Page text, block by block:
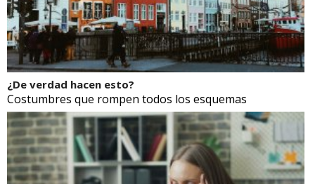
¿De verdad hacen esto?
Costumbres que rompen todos los esquemas